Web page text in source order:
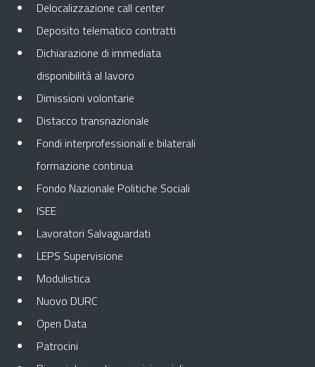
Delocalizzazione call center
Deposito telematico contratti
Dichiarazione di immediata
disponibilità al lavoro
Dimissioni volontarie
Distacco transnazionale
Fondi interprofessionali e bilaterali
formazione continua
Fondo Nazionale Politiche Sociali
ISEE
Lavoratori Salvaguardati
LEPS Supervisione
Modulistica
Nuovo DURC
Open Data
Patrocini